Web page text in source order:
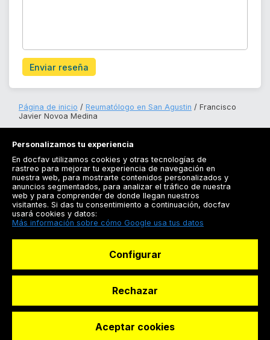
Enviar reseña
Página de inicio Reumatólogo en San Agustin
Francisco
Javier Novoa Medina
Registrarse
Docfav
© Dashboard Technologies S.L
Personalizamos tu experiencia
En docfav utilizamos cookies y otras tecnologías de
rastreo para mejorar tu experiencia de navegación en
nuestra web, para mostrarte contenidos personalizados y
anuncios segmentados, para analizar el tráfico de nuestra
web y para comprender de donde llegan nuestros
visitantes. Si das tu consentimiento a continuación, docfav
usará cookies y datos:
Más información sobre cómo Google usa tus datos
Configurar
Rechazar
Aceptar cookies